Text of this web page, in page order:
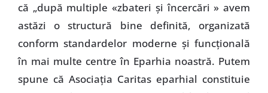
că „după multiple «zbateri şi încercări » avem
astăzi o structură bine definită, organizată
conform standardelor moderne şi funcţională
în mai multe centre în Eparhia noastră. Putem
spune că Asociaţia Caritas eparhial constituie